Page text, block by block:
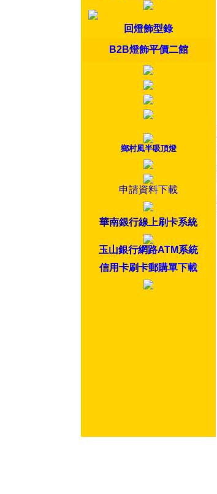
回燈飾型錄
B2B燈飾平價二館
鄉村風半吸頂燈
申請資料下載
華南銀行線上刷卡系統
玉山銀行網路ATM系統
信用卡刷卡郵購單下載